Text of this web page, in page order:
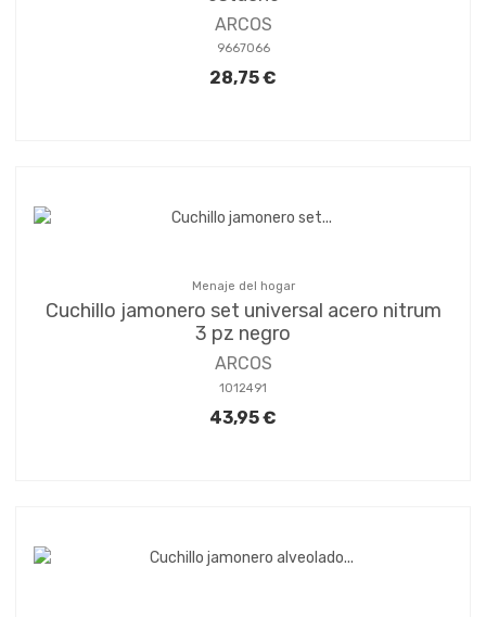
ARCOS
9667066
28,75 €
Menaje del hogar
Cuchillo jamonero set universal acero nitrum
3 pz negro
ARCOS
1012491
43,95 €